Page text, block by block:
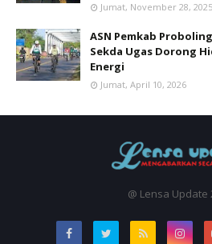
Jumat, November 28, 2025
ASN Pemkab
Sekda Ugas Dorong
Energi
Jumat, April 10, 2026
@ Lensa Update